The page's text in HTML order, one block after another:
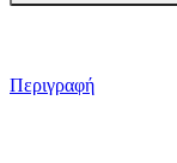
Περιγραφή